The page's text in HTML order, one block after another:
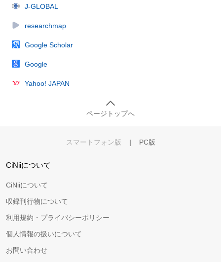
J-GLOBAL
researchmap
Google Scholar
Google
Yahoo! JAPAN
ページトップへ
スマートフォン版 | PC版
CiNiiについて
CiNiiについて
収録刊行物について
利用規約・プライバシーポリシー
個人情報の扱いについて
お問い合わせ